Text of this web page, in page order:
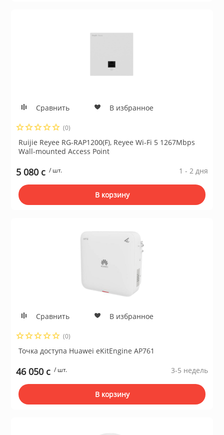
Сравнить В избранное
(0)
Ruijie Reyee RG-RAP1200(F), Reyee Wi-Fi 5 1267Mbps
Wall-mounted Access Point
5 080 c / шт. 1 - 2 дня
В корзину
Сравнить В избранное
(0)
Точка доступа Huawei еKitЕnginе AP761
46 050 c / шт. 3-5 недель
В корзину